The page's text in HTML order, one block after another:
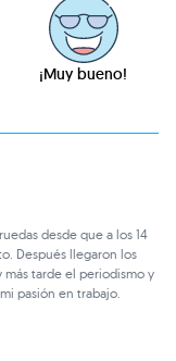
¡Muy bueno!
desde que a los 14
Después llegaron los
tarde el periodismo y
pasión en trabajo.